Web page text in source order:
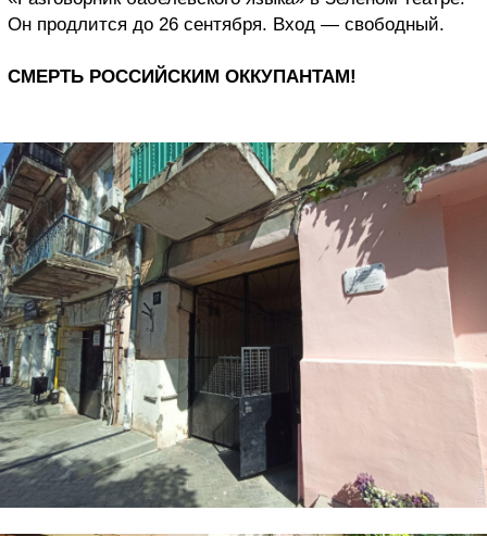
Он продлится до 26 сентября. Вход — свободный.
СМЕРТЬ РОССИЙСКИМ ОККУПАНТАМ!